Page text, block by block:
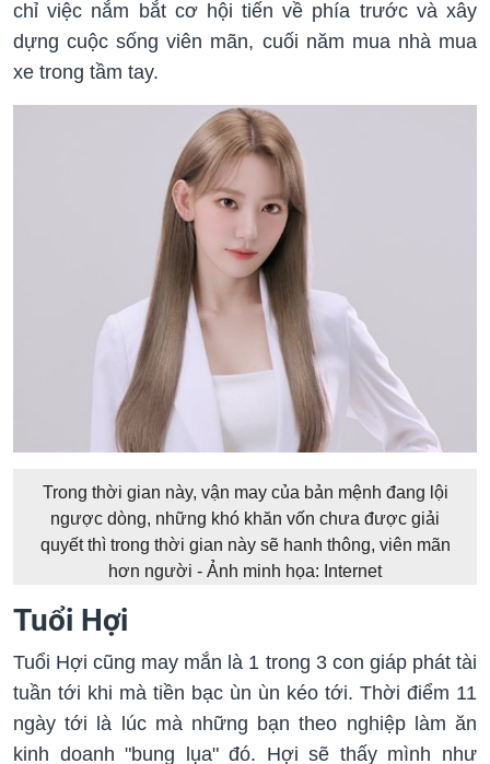
chỉ việc nắm bắt cơ hội tiến về phía trước và xây
dựng cuộc sống viên mãn, cuối năm mua nhà mua
xe trong tầm tay.
Trong thời gian này, vận may của bản mệnh đang lội
ngược dòng, những khó khăn vốn chưa được giải
quyết thì trong thời gian này sẽ hanh thông, viên mãn
hơn người - Ảnh minh họa: Internet
Tuổi Hợi
Tuổi Hợi cũng may mắn là 1 trong 3 con giáp phát tài
tuần tới khi mà tiền bạc ùn ùn kéo tới. Thời điểm 11
ngày tới là lúc mà những bạn theo nghiệp làm ăn
kinh doanh "bung lụa" đó. Hợi sẽ thấy mình như